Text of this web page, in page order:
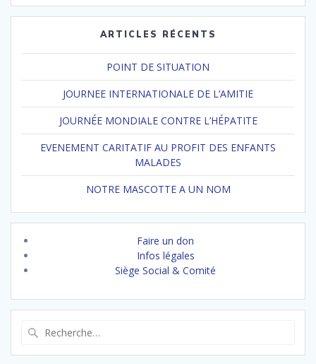
ARTICLES RÉCENTS
POINT DE SITUATION
JOURNEE INTERNATIONALE DE L’AMITIE
JOURNÉE MONDIALE CONTRE L’HÉPATITE
EVENEMENT CARITATIF AU PROFIT DES ENFANTS
MALADES
NOTRE MASCOTTE A UN NOM
Faire un don
Infos légales
Siège Social & Comité
: